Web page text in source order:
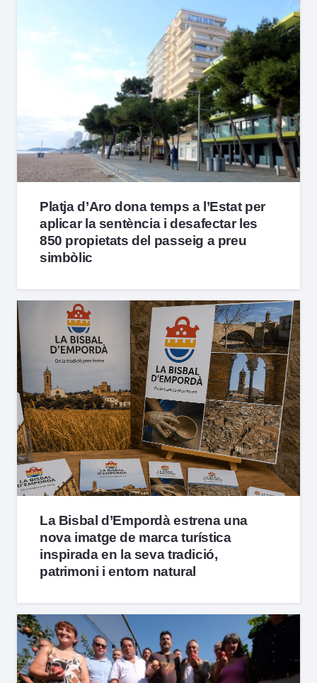
Platja d’Aro dona temps a l’Estat per
aplicar la sentència i desafectar les
850 propietats del passeig a preu
simbòlic
La Bisbal d’Empordà estrena una
nova imatge de marca turística
inspirada en la seva tradició,
patrimoni i entorn natural